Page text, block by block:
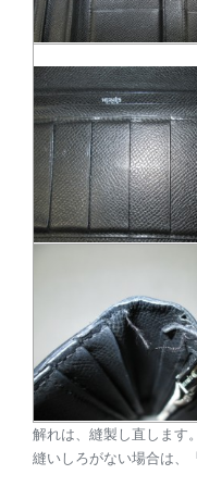
解れは、縫製し直します。
縫いしろがない場合は、